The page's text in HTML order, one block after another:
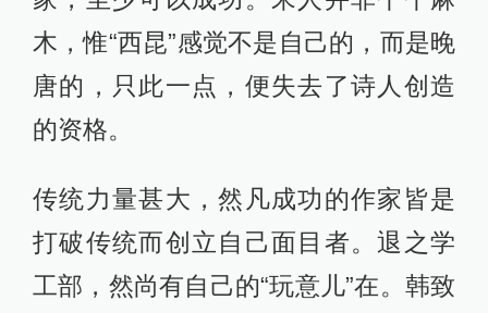
木，惟“西昆”感觉不是自己的，而是晚
唐的，只此一点，便失去了诗人创造
的资格。
传统力量甚大，然凡成功的作家皆是
打破传统而创立自己面目者。退之学
工部，然尚有自己的“玩意儿”在。韩致